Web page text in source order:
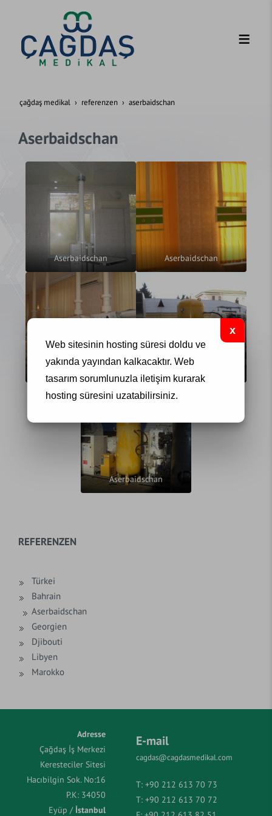
çağdaş medikal referenzen aserbaidschan
Aserbaidschan
Web sitesinin hosting süresi doldu ve
yakında yayından kalkacaktır. Web
tasarımsorumlunuzla iletişim kurarak
hosting süresini uzatabilirsiniz.
Aserbaidschan Aserbaidschan
Aserbaidschan Aserbaidschan
Aserbaidschan
REFERENZEN
Türkei
Bahrain
Aserbaidschan
Georgien
Djibouti
Libyen
Marokko
Adresse
Çağdaş İş Merkezi
Keresteciler Sitesi
Hacıbilgin Sok. No:16
P.K: 34050
Eyüp / İstanbul
E-mail
cagdas@cagdasmedikal.com
T: +90 212 613 70 73
T: +90 212 613 70 72